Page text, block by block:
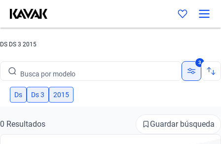
DS DS 3 2015
Busca por modelo
Busca por versión
Busca por marca
3
Ds Ds 3 2015
0 Resultados Guardar búsqueda